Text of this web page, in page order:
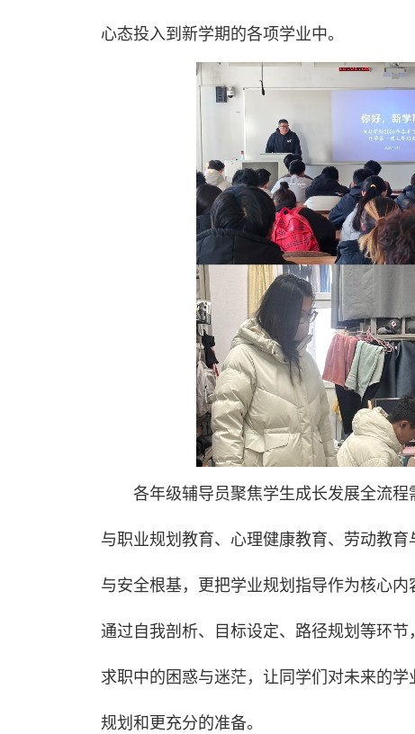
心态投入到新学期的各项学业中。
各年级辅导员聚焦学生成长发展全流
与职业规划教育、心理健康教育、劳动教
与安全根基，更把学业规划指导作为核心内
通过自我剖析、目标设定、路径规划等环
求职中的困惑与迷茫，让同学们对未来的
规划和更充分的准备。